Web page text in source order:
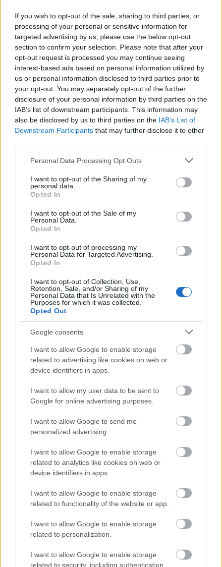
If you wish to opt-out of the sale, sharing to third parties, or
processing of your personal or sensitive information for
targeted advertising by us, please use the below opt-out
section to confirm your selection. Please note that after your
opt-out request is processed you may continue seeing
interest-based ads based on personal information utilized by
us or personal information disclosed to third parties prior to
your opt-out. You may separately opt-out of the further
disclosure of your personal information by third parties on the
IAB’s list of downstream participants. This information may
also be disclosed by us to third parties on the IAB’s List of
Downstream Participants that may further disclose it to other
Please note that this website/app uses one or more Google
not limited to your visit or usage behaviour. You may click to
grant or deny consent to Google and its third-party tags to
use your data for below specified purposes in below Google
consent section.
Personal Data Processing Opt Outs
I want to opt-out of the Sharing of my
personal data.
Opted In
I want to opt-out of the Sale of my
Personal Data.
Opted In
I want to opt-out of processing my
Personal Data for Targeted Advertising.
Opted In
I want to opt-out of Collection, Use,
Retention, Sale, and/or Sharing of my
Personal Data that Is Unrelated with the
Purposes for which it was collected.
Opted Out
Google consents
I want to allow Google to enable storage
related to advertising like cookies on web or
device identifiers in apps.
I want to allow my user data to be sent to
Google for online advertising purposes.
I want to allow Google to send me
personalized advertising.
I want to allow Google to enable storage
related to analytics like cookies on web or
device identifiers in apps.
I want to allow Google to enable storage
related to functionality of the website or app.
I want to allow Google to enable storage
related to personalization.
I want to allow Google to enable storage
related to security, including authentication
A Schnitzel az egyik legnépszerűbb német
fogás, viszont ahogy sok más ételt, így ezt is
több különféle módon szokták elkészíteni,
régiótól függően. Az én személyes kedvencem
a frankfurti verzió, hiszen itt a hús mellé egy
finomabb, így garantáltan feldobja a fáradt őszi
estéket! (Mivel minden hús elég drága
mostanság, ezért nem feltétlenül mindennapi
vacsora opció, viszont egy vasárnapi ebédre
tökéletes!)
Az étel alapja a rántott hús, ami lehet ízlés - és
pénztárca - szerint csirke, pulyka, sertés, borjú,
burgonyát fogyasztanak hozzá, amit általában
előtte felkockáznak, kifőznek, majd
serpenyőben olajon rápirítanak. A recept éke
az ún. „Grüne So
hasonlítani, viszont mégis működik az étel és
tökéletesen passzol a húshoz.
100 g tejföl
só, bors ízlés szerint
1 ek. mustár
csipet cukor
500 g natúr joghurt
5 főtt tojás
Fűszerek:
1 csokor metélőhagyma